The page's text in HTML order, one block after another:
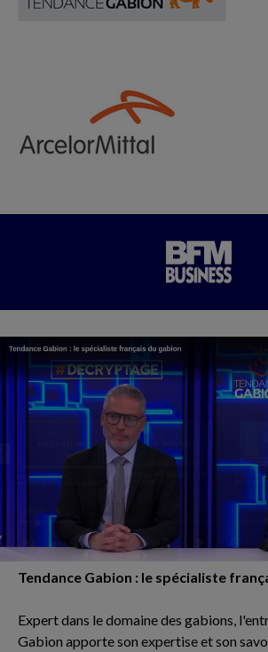
Tendance Gabion : le spécialiste
Expert dans le domaine des gabions,
Gabion apporte son expertise et son